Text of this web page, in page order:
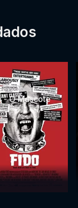
- O Mascote